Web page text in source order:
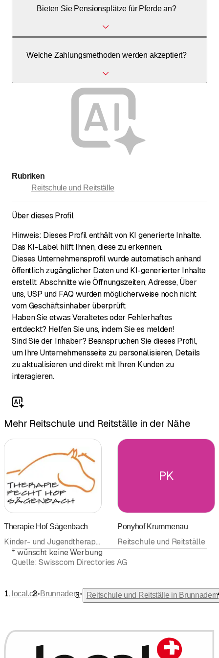
Zubehör für Islandpferde und Reiter, sowohl vor Ort als
Bieten Sie Pensionsplätze für Pferde an?
Gastboxen für kurzzeitige Aufenthalte an.
Welche Zahlungsmethoden werden akzeptiert?
Wir akzeptieren Barzahlung, Rechnung und
Rubriken
Reitschule und Reitställe
Über dieses Profil
Hinweis: Dieses Profil enthält von KI generierte Inhalte.
Das KI-Label hilft Ihnen, diese zu erkennen.
Dieses Unternehmensprofil wurde automatisch anhand
öffentlich zugänglicher Daten und KI-generierter Inhalte
erstellt. Abschnitte wie Öffnungszeiten, Adresse, Über
uns, USP und FAQ wurden möglicherweise noch nicht
vom Geschäftsinhaber überprüft.
Haben Sie etwas Veraltetes oder Fehlerhaftes
entdeckt? Helfen Sie uns, indem Sie es melden!
Sind Sie der Inhaber? Beanspruchen Sie dieses Profil,
um Ihre Unternehmensseite zu personalisieren, Details
zu aktualisieren und direkt mit Ihren Kunden zu
interagieren.
Mehr Reitschule und Reitställe in der Nähe
Therapie Hof Sägenbach
Kinder- und Jugendtherapie • Therapeutisches Reiten • Reitschule und Reitställe • Psychotherapie (Psychologische Psychotherapeuten)
PK
Ponyhof Krummenau
Reitschule und Reitställe
* wünscht keine Werbung
Quelle: Swisscom Directories AG
local.ch•Brunnadern• Reitschule und Reitställe in Brunnadern